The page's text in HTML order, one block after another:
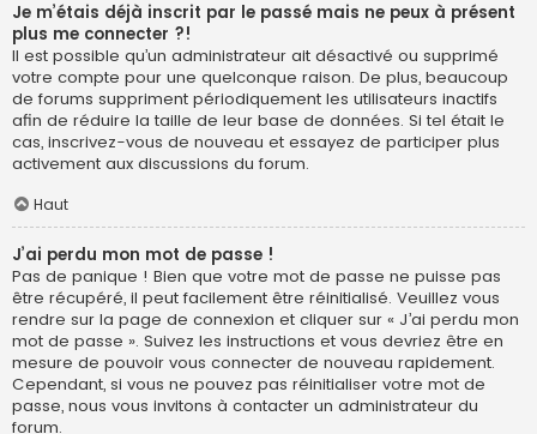
Je m’étais déjà inscrit par le passé mais ne peux à présent
plus me connecter ?!
Il est possible qu’un administrateur ait désactivé ou supprimé
votre compte pour une quelconque raison. De plus, beaucoup
de forums suppriment périodiquement les utilisateurs inactifs
afin de réduire la taille de leur base de données. Si tel était le
cas, inscrivez-vous de nouveau et essayez de participer plus
activement aux discussions du forum.
Haut
J’ai perdu mon mot de passe !
Pas de panique ! Bien que votre mot de passe ne puisse pas
être récupéré, il peut facilement être réinitialisé. Veuillez vous
rendre sur la page de connexion et cliquer sur « J’ai perdu mon
mot de passe ». Suivez les instructions et vous devriez être en
mesure de pouvoir vous connecter de nouveau rapidement.
Cependant, si vous ne pouvez pas réinitialiser votre mot de
passe, nous vous invitons à contacter un administrateur du
forum.